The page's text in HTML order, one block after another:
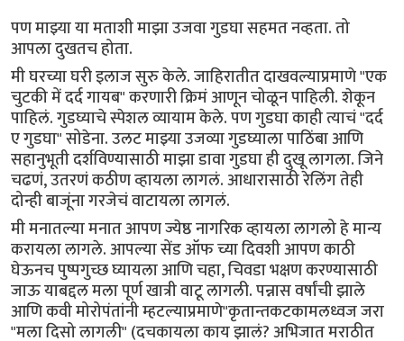
पण माझ्या या मताशी माझा उजवा गुडघा सहमत नव्हता. तो
आपला दुखतच होता.
मी घरच्या घरी इलाज सुरु केले. जाहिरातीत दाखवल्याप्रमाणे "एक
चुटकी में दर्द गायब" करणारी क्रिमं आणून चोळून पाहिली. शेकून
पाहिलं. गुडघ्याचे स्पेशल व्यायाम केले. पण गुडघा काही त्याचं "दर्द
ए गुडघा" सोडेना. उलट माझ्या उजव्या गुडघ्याला पाठिंबा आणि
सहानुभूती दर्शविण्यासाठी माझा डावा गुडघा ही दुखू लागला. जिने
चढणं, उतरणं कठीण व्हायला लागलं. आधारासाठी रेलिंग तेही
दोन्ही बाजूंना गरजेचं वाटायला लागलं.
मी मनातल्या मनात आपण ज्येष्ठ नागरिक व्हायला लागलो हे मान्य
करायला लागले. आपल्या सेंड ऑफ च्या दिवशी आपण काठी
घेऊनच पुष्पगुच्छ घ्यायला आणि चहा, चिवडा भक्षण करण्यासाठी
जाऊ याबद्दल मला पूर्ण खात्री वाटू लागली. पन्नास वर्षांची झाले
आणि कवी मोरोपंतांनी म्हटल्याप्रमाणे"कृतान्तकटकामलध्वज जरा
"मला दिसो लागली" (दचकायला काय झालं? अभिजात मराठीत